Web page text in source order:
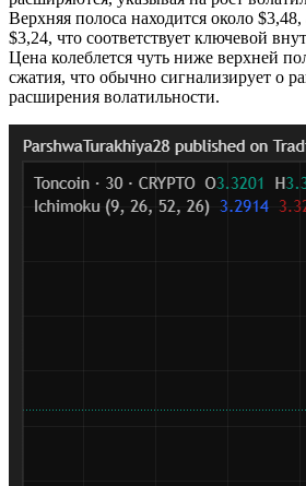
Верхняя полоса находится около
$3,24, что соответствует ключевой
Цена колеблется чуть ниже верхней
сжатия, что обычно сигнализирует о
расширения волатильности.